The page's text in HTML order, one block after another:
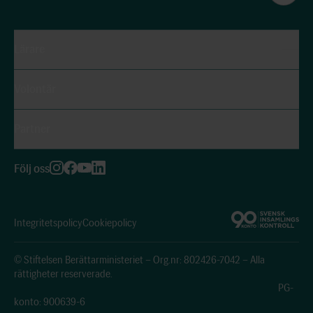
Följ oss
IntegritetspolicyCookiepolicy
© Stiftelsen Berättarministeriet – Org.nr: 802426-7042 – Alla
rättigheter reserverade.
PG-
konto: 900639-6